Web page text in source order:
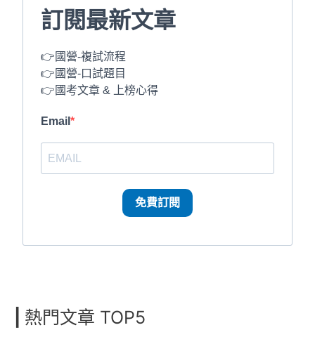
訂閱最新文章
👉國營-複試流程
👉國營-口試題目
👉國考文章 & 上榜心得
Email
免費訂閱
熱門文章 TOP5